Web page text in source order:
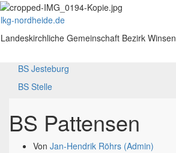
lkg-nordheide.de
Landeskirchliche Gemeinschaft Bezirk Winsen
BS Jesteburg
BS Stelle
BS Pattensen
Von Jan-Hendrik Röhrs (Admin)